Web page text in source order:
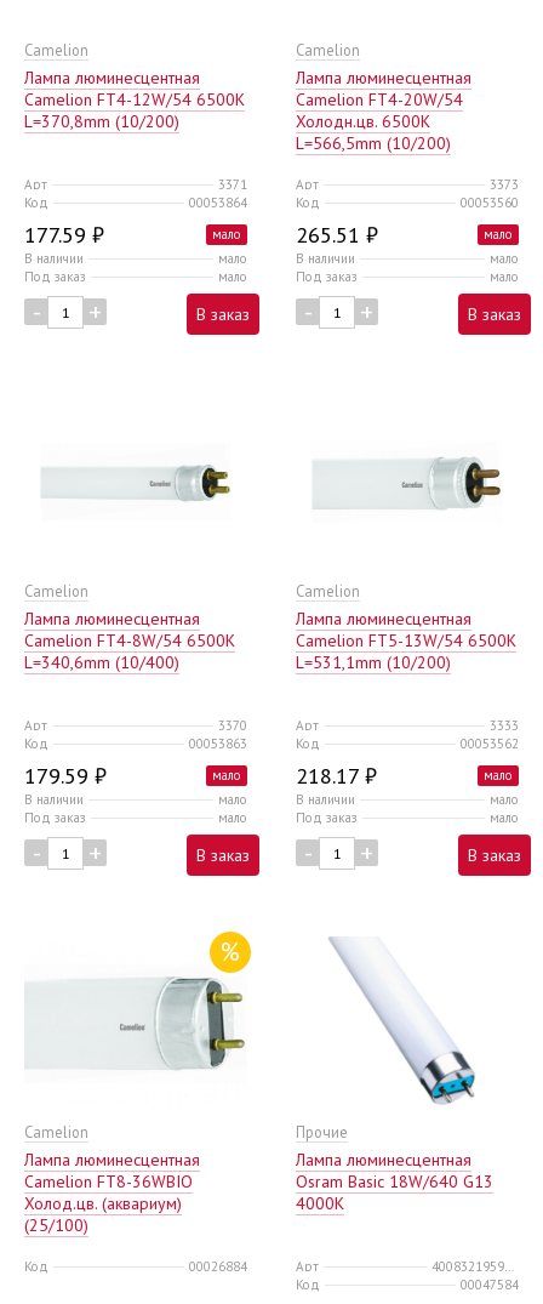
Camelion
Лампа люминесцентная
Camelion FT4-12W/54 6500K
L=370,8mm (10/200)
Арт
3371
Код
00053864
177.59 ₽
мало
В наличии
мало
Под заказ
мало
- + В заказ
Camelion
Лампа люминесцентная
Camelion FT4-20W/54
Холодн.цв. 6500K
L=566,5mm (10/200)
Арт
3373
Код
00053560
265.51 ₽
мало
В наличии
мало
Под заказ
мало
- + В заказ
Camelion
Лампа люминесцентная
Camelion FT4-8W/54 6500K
L=340,6mm (10/400)
Арт
3370
Код
00053863
179.59 ₽
мало
В наличии
мало
Под заказ
мало
- + В заказ
Camelion
Лампа люминесцентная
Camelion FT5-13W/54 6500K
L=531,1mm (10/200)
Арт
3333
Код
00053562
218.17 ₽
мало
В наличии
мало
Под заказ
мало
- + В заказ
%
Camelion
Лампа люминесцентная
Camelion FT8-36WBIO
Холод.цв. (аквариум)
(25/100)
Код 00026884
Прочие
Лампа люминесцентная
Osram Basic 18W/640 G13
4000К
Арт
Код
00047584